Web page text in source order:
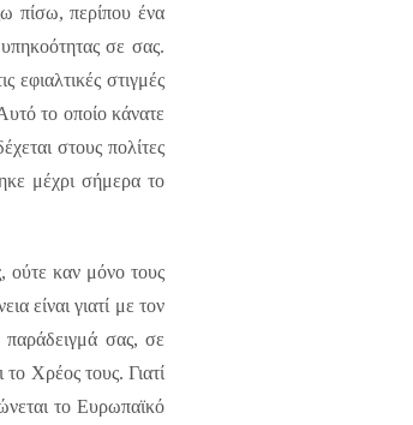
πίσω, περίπου ένα
σε σας.
εφιαλτικές στιγμές
το οποίο κάνατε
στους πολίτες
μέχρι σήμερα το
ούτε καν μόνο τους
είναι γιατί με τον
παράδειγμά σας, σε
το Χρέος τους. Γιατί
το Ευρωπαϊκό